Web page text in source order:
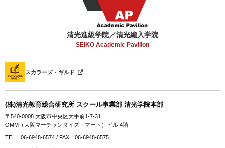
清光進級学院／清光編入学院
SEIKO Academic Pavilion
スカラーズ・ギルド
(株)清光教育総合研究所 スクール事業部 清光学院本部
〒540-0008 大阪市中央区大手前1-7-31
OMM（大阪マーチャンダイズ・マート）ビル 4階
TEL：06-6948-6574 / FAX：06-6948-6575